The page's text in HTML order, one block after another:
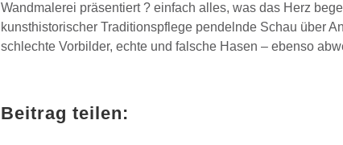
Wandmalerei präsentiert ? einfach alles, was das Herz
kunsthistorischer Traditionspflege pendelnde Schau über
schlechte Vorbilder, echte und falsche Hasen – ebenso
Beitrag teilen: